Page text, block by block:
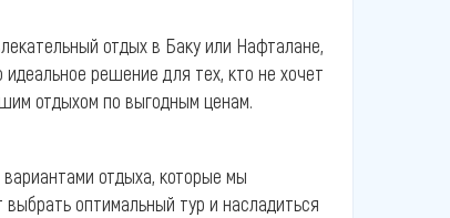
отдых в Баку или Нафталане,
решение для тех, кто не хочет
отдыхом по выгодным ценам.
отдыха, которые мы
оптимальный тур и насладиться